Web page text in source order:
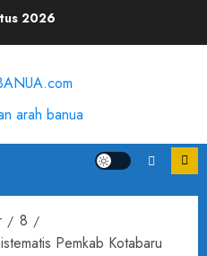
2026
8
Pemkab Kotabaru